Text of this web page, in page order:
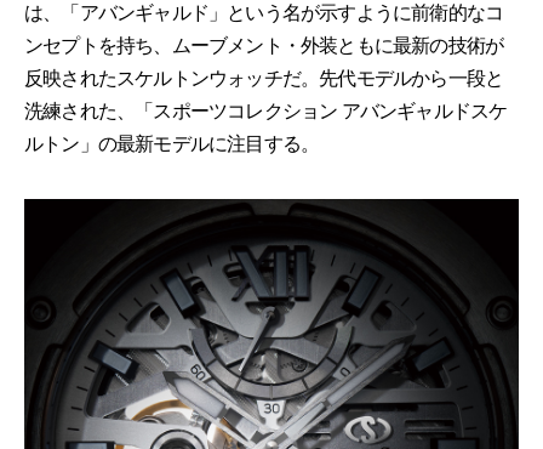
は、「アバンギャルド」という名が示すように前衛的なコ
ンセプトを持ち、ムーブメント・外装ともに最新の技術が
反映されたスケルトンウォッチだ。先代モデルから一段と
洗練された、「スポーツコレクション アバンギャルドスケ
ルトン」の最新モデルに注目する。